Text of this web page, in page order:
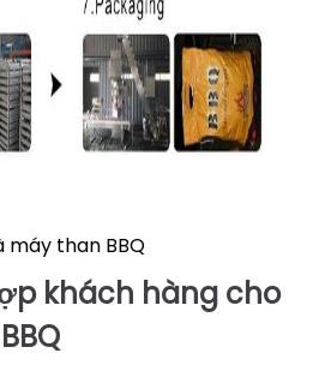
máy than BBQ
khách hàng cho